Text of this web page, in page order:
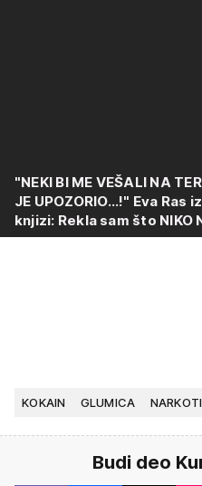
"NEKI BI ME VEŠALI NA
JE UPOZORIO...!" Eva Ras
knjizi: Rekla sam što NIKO
KOKAIN GLUMICA
Budi deo